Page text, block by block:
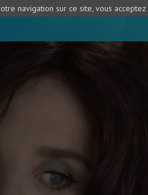
navigation sur ce site, vous